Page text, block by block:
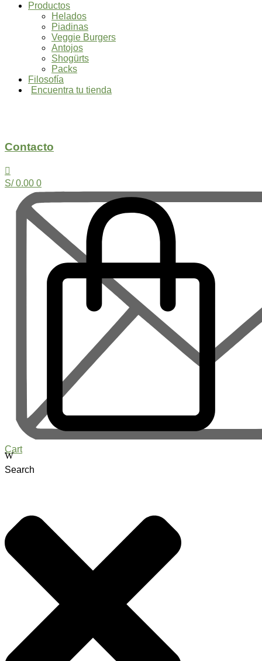
Productos
Helados
Piadinas
Veggie Burgers
Antojos
Shogürts
Packs
Filosofía
Encuentra tu tienda
Contacto
S/0.00 0
Cart
Search